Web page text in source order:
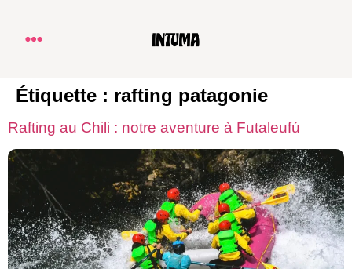
Étiquette : rafting patagonie
Rafting au Chili : notre aventure à Futaleufú